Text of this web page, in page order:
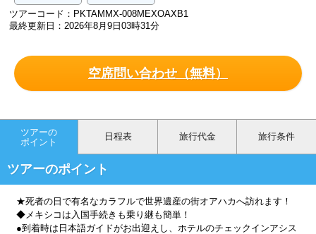
ツアーコード：PKTAMMX-008MEXOAXB1
最終更新日：2026年8月9日03時31分
空席問い合わせ（無料）
ツアーの
ポイント
日程表 旅行代金 旅行条件
ツアーのポイント
★死者の日で有名なカラフルで世界遺産の街オアハカへ訪れます！
◆メキシコは入国手続きも乗り継も簡単！
●到着時は日本語ガイドがお出迎えし、ホテルのチェックインアシス